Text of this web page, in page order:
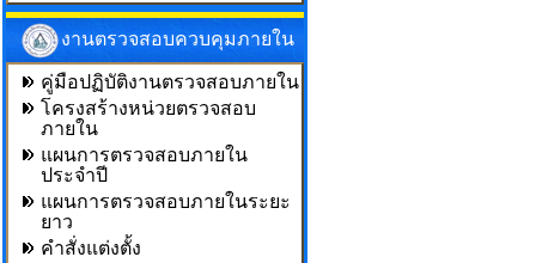
งานตรวจสอบควบคุมภายใน
คู่มือปฏิบัติงานตรวจสอบภายใน
โครงสร้างหน่วยตรวจสอบ
ภายใน
แผนการตรวจสอบภายใน
ประจำปี
แผนการตรวจสอบภายในระยะ
ยาว
คำสั่งแต่งตั้ง